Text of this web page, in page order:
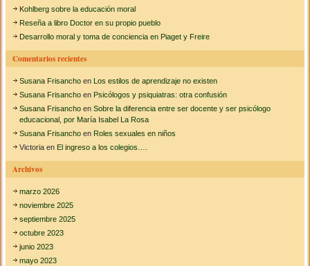
a
a Kohlberg sobre la educación moral
Reseña a libro Doctor en su propio pueblo
Desarrollo moral y toma de conciencia en Piaget y Freire
Comentarios recientes
Susana Frisancho enLos estilos de aprendizaje no existen
Susana Frisancho enPsicólogos y psiquiatras: otra confusión
Susana Frisancho enSobre la diferencia entre ser docente y ser psicólogo
educacional, por María Isabel La Rosa
Susana Frisancho enRoles sexuales en niños
Victoria enEl ingreso a los colegios….
Archivos
marzo 2026
noviembre 2025
septiembre 2025
octubre 2023
junio 2023
mayo 2023